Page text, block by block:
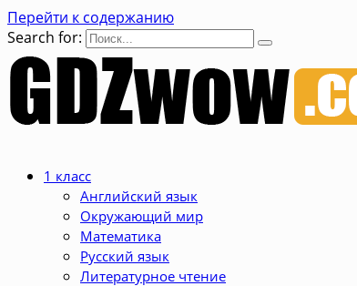
Перейти к содержанию
Search for:
1 класс
Английский язык
Окружающий мир
Математика
Русский язык
Литературное чтение